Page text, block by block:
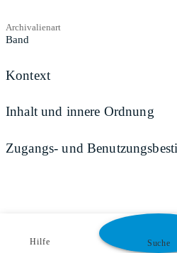
Archivalienart
Band
Kontext
Inhalt und innere Ordnung
Zugangs- und
Hilfe Suche